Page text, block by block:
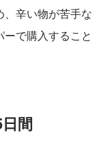
、辛い物が苦手な
で購入すること
間